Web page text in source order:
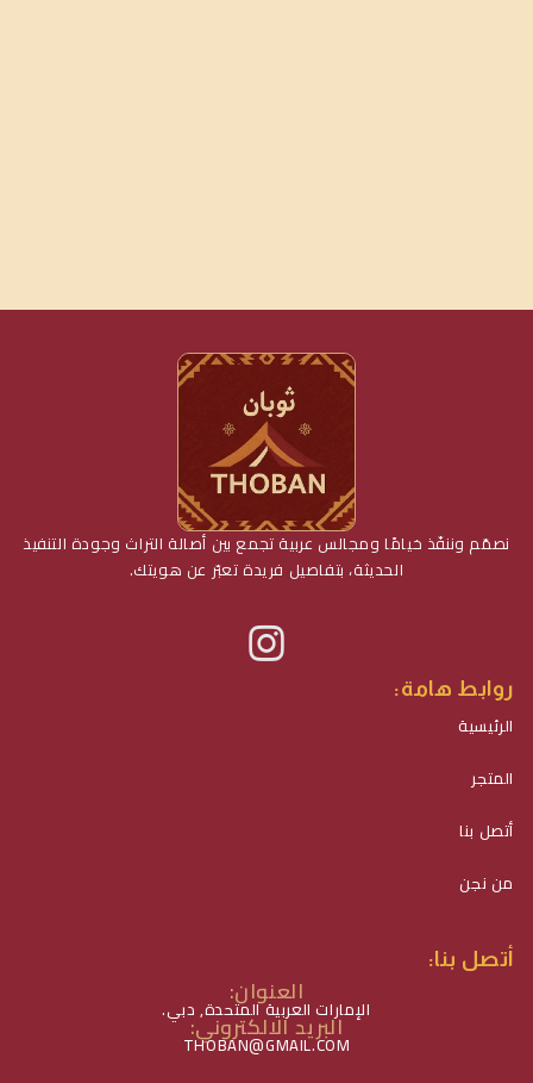
نصمّم وننفّذ خيامًا ومجالس عربية تجمع بين أصالة التراث وجودة التنفيذ
الحديثة، بتفاصيل فريدة تعبّر عن هويتك.
أتصل بنا:
العنوان:
الإمارات العربية المتحدة, دبي.
البريد الالكتروني:
THOBAN@GMAIL.COM
روابط هامة:
الرئيسية
المتجر
أتصل بنا
من نجن